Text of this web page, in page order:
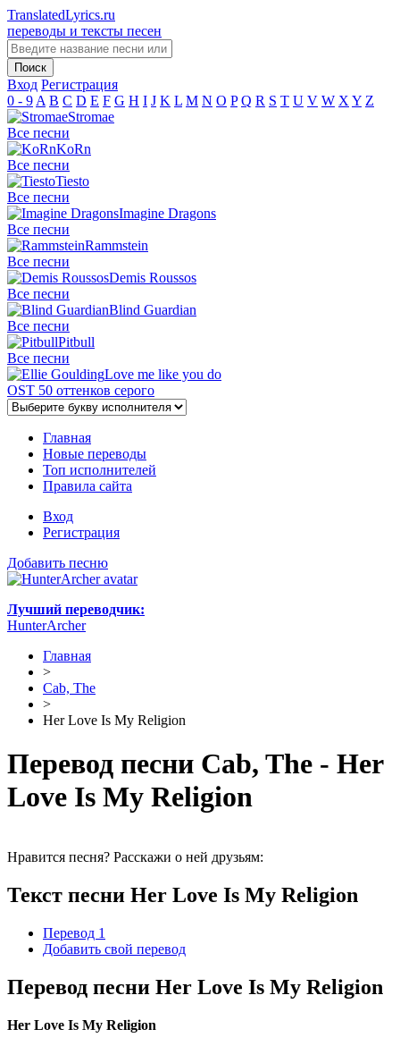
TranslatedLyrics.ru
переводы и тексты песен
Вход Регистрация
0 - 9 A B C D E F G H I J K L M N O P Q R S T U V W X Y Z
Stromae
Все песни
KoRn
Все песни
Tiesto
Все песни
Imagine Dragons
Все песни
Rammstein
Все песни
Demis Roussos
Все песни
Blind Guardian
Все песни
Pitbull
Все песни
Love me like you do
OST 50 оттенков серого
Главная
Новые переводы
Топ исполнителей
Правила сайта
Вход
Регистрация
Добавить песню
Лучший переводчик:
HunterArcher
Главная
>
Cab, The
>
Her Love Is My Religion
Перевод песни Cab, The - Her
Love Is My Religion
Нравится песня? Расскажи о ней друзьям:
Текст песни Her Love Is My Religion
Перевод 1
Добавить свой перевод
Перевод песни Her Love Is My Religion
Her Love Is My Religion